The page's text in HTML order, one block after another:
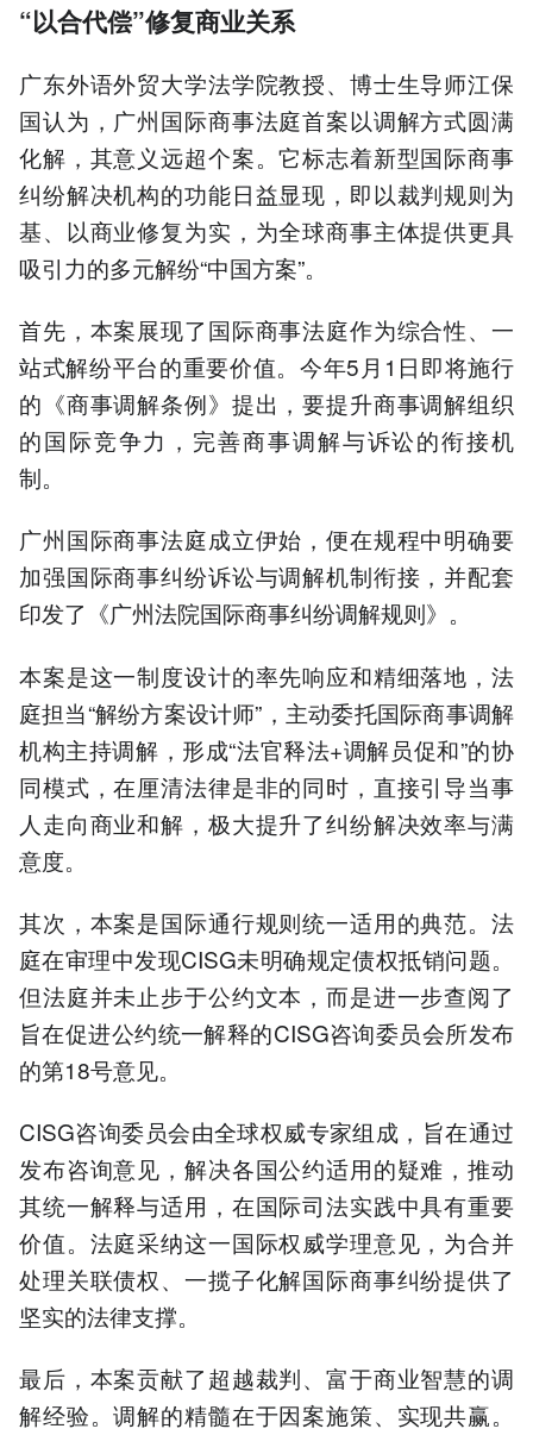
“以合代偿”修复商业关系
广东外语外贸大学法学院教授、博士生导师江保
国认为，广州国际商事法庭首案以调解方式圆满
化解，其意义远超个案。它标志着新型国际商事
纠纷解决机构的功能日益显现，即以裁判规则为
基、以商业修复为实，为全球商事主体提供更具
吸引力的多元解纷“中国方案”。
首先，本案展现了国际商事法庭作为综合性、一
站式解纷平台的重要价值。今年5月1日即将施行
的《商事调解条例》提出，要提升商事调解组织
的国际竞争力，完善商事调解与诉讼的衔接机
制。
广州国际商事法庭成立伊始，便在规程中明确要
加强国际商事纠纷诉讼与调解机制衔接，并配套
印发了《广州法院国际商事纠纷调解规则》。
本案是这一制度设计的率先响应和精细落地，法
庭担当“解纷方案设计师”，主动委托国际商事调解
机构主持调解，形成“法官释法+调解员促和”的协
同模式，在厘清法律是非的同时，直接引导当事
人走向商业和解，极大提升了纠纷解决效率与满
意度。
其次，本案是国际通行规则统一适用的典范。法
庭在审理中发现CISG未明确规定债权抵销问题。
但法庭并未止步于公约文本，而是进一步查阅了
旨在促进公约统一解释的CISG咨询委员会所发布
的第18号意见。
CISG咨询委员会由全球权威专家组成，旨在通过
发布咨询意见，解决各国公约适用的疑难，推动
其统一解释与适用，在国际司法实践中具有重要
价值。法庭采纳这一国际权威学理意见，为合并
处理关联债权、一揽子化解国际商事纠纷提供了
坚实的法律支撑。
最后，本案贡献了超越裁判、富于商业智慧的调
解经验。调解的精髓在于因案施策、实现共赢。